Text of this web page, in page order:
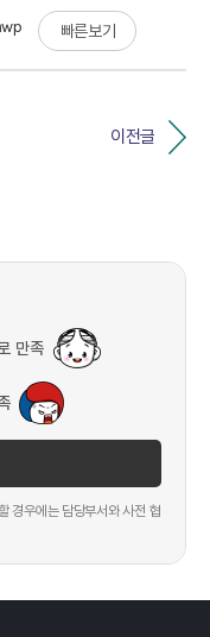
빠른보기
이전글
만족
경우에는 담당부서와 사전 협